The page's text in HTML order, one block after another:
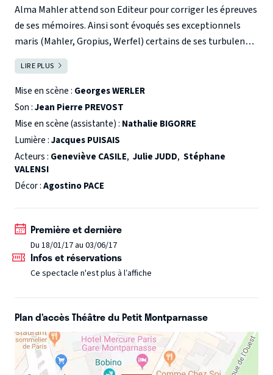
Alma Mahler attend son Editeur pour corriger les épreuves
de ses mémoires. Ainsi sont évoqués ses exceptionnels
maris (Mahler, Gropius, Werfel) certains de ses turbulents
amants (Klimt, Kokoschka ou le père Hollnsteiner…). A la
fin de la soirée c’est la célèbre Vienne tout entière qui aura
défilé devant nos yeux.
LIRE PLUS
Mise en scène : Georges WERLER
Son :Jean Pierre PREVOST
Mise en scène (assistante) : Nathalie BIGORRE
Lumière :Jacques PUISAIS
Acteurs : Geneviève CASILE, Julie JUDD, Stéphane
VALENSI
Décor :Agostino PACE
Première et dernière
Du 18/01/17 au 03/06/17
Infos et réservations
Ce spectacle n'est plus à l’affiche
Plan d’accès Théâtre du Petit Montparnasse